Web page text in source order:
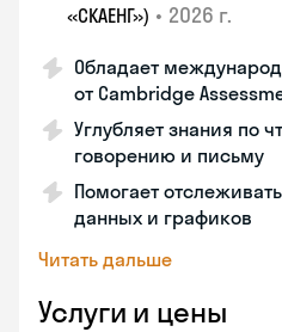
«СКАЕНГ») • 2026 г.
Обладает
от Cambridge
Углубляет знания по
говорению и письму
Помогает
данных и графиков
Читать дальше
Услуги и цены